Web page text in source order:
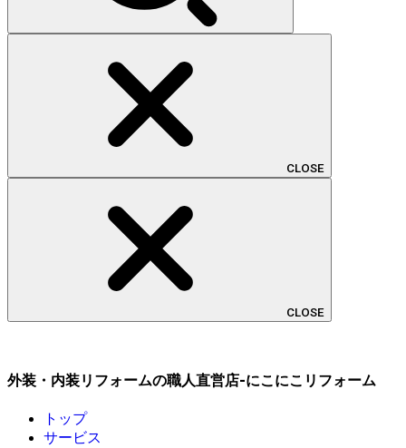
CLOSE
CLOSE
外装・内装リフォームの職人直営店-にこにこリフォーム
トップ
サービス